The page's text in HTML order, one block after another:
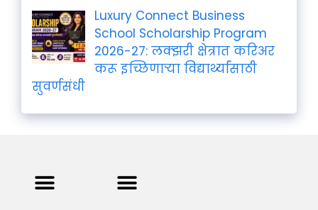
Luxury Connect Business
School Scholarship Program
2026-27: लक्झरी क्षेत्रात करिअर
करू इच्छिणाऱ्या विद्यार्थ्यांसाठी
सुवर्णसंधी